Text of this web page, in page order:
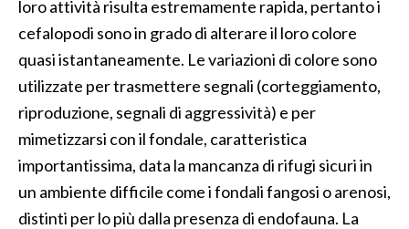
loro attività risulta estremamente rapida, pertanto i
cefalopodi sono in grado di alterare il loro colore
quasi istantaneamente. Le variazioni di colore sono
utilizzate per trasmettere segnali (corteggiamento,
riproduzione, segnali di aggressività) e per
mimetizzarsi con il fondale, caratteristica
importantissima, data la mancanza di rifugi sicuri in
un ambiente difficile come i fondali fangosi o arenosi,
distinti per lo più dalla presenza di endofauna. La